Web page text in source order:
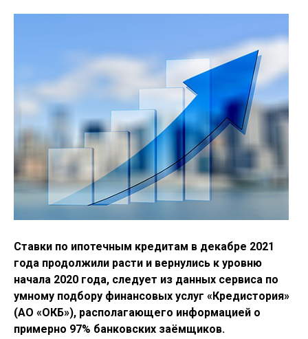
Ставки по ипотечным кредитам в декабре 2021
года продолжили расти и вернулись к уровню
начала 2020 года, следует из данных сервиса по
умному подбору финансовых услуг «Кредистория»
(АО «ОКБ»), располагающего информацией о
примерно 97% банковских заёмщиков.